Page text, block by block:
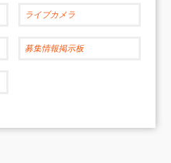
ライブカメラ
募集情報掲示板